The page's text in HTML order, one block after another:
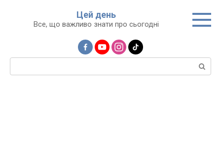
Цей день
Все, що важливо знати про сьогодні
Пошук: